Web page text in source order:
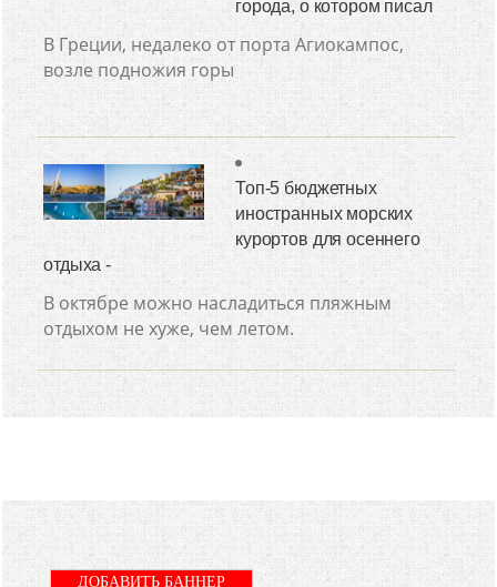
города, о котором писал
В Греции, недалеко от порта Агиокампос,
возле подножия горы
Топ-5 бюджетных
иностранных морских
курортов для осеннего
отдыха -
В октябре можно насладиться пляжным
отдыхом не хуже, чем летом.
ДОБАВИТЬ БАННЕР